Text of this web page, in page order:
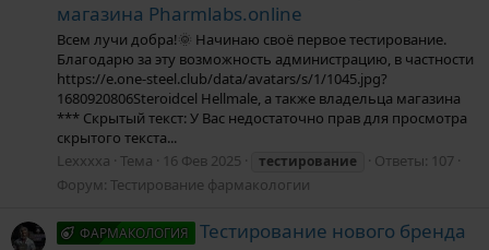
магазина Pharmlabs.online
Всем лучи добра!🌞 Начинаю своё первое тестирование.
Благодарю за эту возможность администрацию, в частности
https://e.one-steel.club/data/avatars/s/1/1045.jpg?
1680920806Steroidcel Hellmale, а также владельца магазина
*** Скрытый текст: У Вас недостаточно прав для просмотра
скрытого текста...
Lexxxxa Тема 16 Фев 2025 тестирование
Ответы: 107
Форум: Тестирование фармакологии
ФАРМАКОЛОГИЯ
Тестирование нового бренда